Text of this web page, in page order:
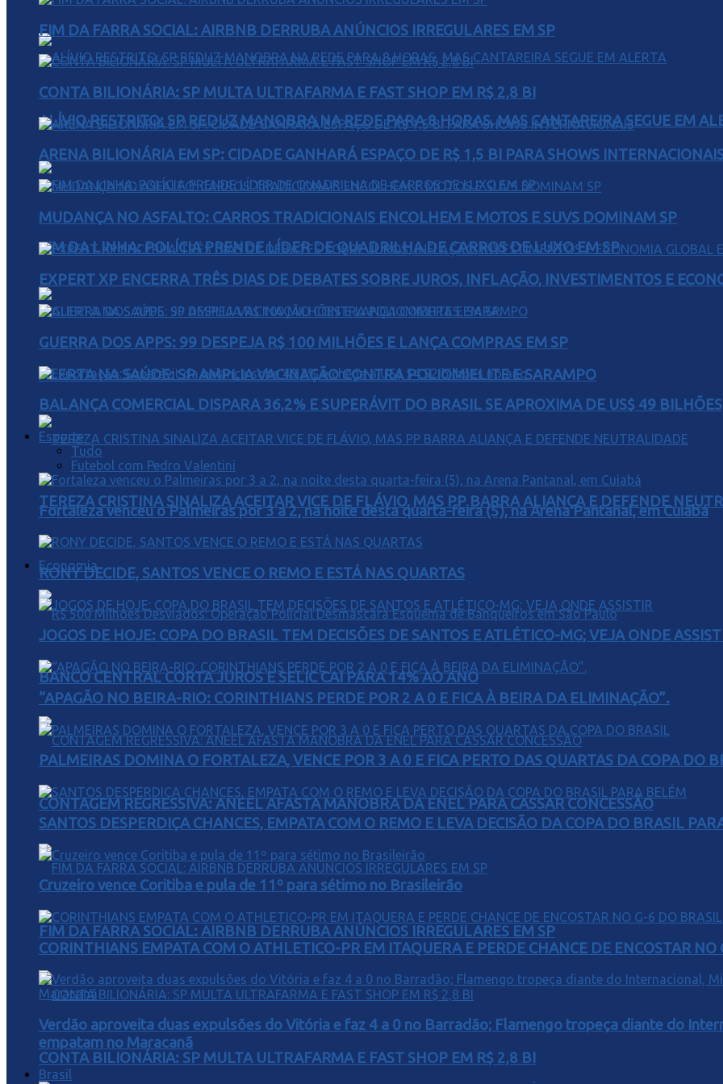
ALÍVIO RESTRITO: SP REDUZ MANOBRA NA REDE PARA 8 HORAS, MAS CANTAREIRA SEGUE EM
FIM DA LINHA: POLÍCIA PRENDE LÍDER DE QUADRILHA DE CARROS DE LUXO EM SP
ALERTA NA SAÚDE: SP AMPLIA VACINAÇÃO CONTRA POLIOMIELITE E SARAMPO
TEREZA CRISTINA SINALIZA ACEITAR VICE DE FLÁVIO, MAS PP BARRA ALIANÇA E DEFENDE
Economia
BANCO CENTRAL CORTA JUROS E SELIC CAI PARA 14% AO ANO
CONTAGEM REGRESSIVA: ANEEL AFASTA MANOBRA DA ENEL PARA CASSAR CONCESSÃO
FIM DA FARRA SOCIAL: AIRBNB DERRUBA ANÚNCIOS IRREGULARES EM SP
CONTA BILIONÁRIA: SP MULTA ULTRAFARMA E FAST SHOP EM R$ 2,8 BI
FIM DA FARRA SOCIAL: AIRBNB DERRUBA ANÚNCIOS IRREGULARES EM SP
CONTA BILIONÁRIA: SP MULTA ULTRAFARMA E FAST SHOP EM R$ 2,8 BI
ARENA BILIONÁRIA EM SP: CIDADE GANHARÁ ESPAÇO DE R$ 1,5 BI PARA SHOWS
MUDANÇA NO ASFALTO: CARROS TRADICIONAIS ENCOLHEM E MOTOS E SUVS DOMINAM SP
EXPERT XP ENCERRA TRÊS DIAS DE DEBATES SOBRE JUROS, INFLAÇÃO, INVESTIMENTOS E
GUERRA DOS APPS: 99 DESPEJA R$ 100 MILHÕES E LANÇA COMPRAS EM SP
BALANÇA COMERCIAL DISPARA 36,2% E SUPERÁVIT DO BRASIL SE APROXIMA DE US$ 49 BILHÕES
Esporte
Tudo
Futebol com Pedro Valentini
Fortaleza venceu o Palmeiras por 3 a 2, na noite desta quarta-feira (5), na Arena Pantanal, em Cuiabá
RONY DECIDE, SANTOS VENCE O REMO E ESTÁ NAS QUARTAS
JOGOS DE HOJE: COPA DO BRASIL TEM DECISÕES DE SANTOS E ATLÉTICO-MG; VEJA ONDE
“APAGÃO NO BEIRA-RIO: CORINTHIANS PERDE POR 2 A 0 E FICA À BEIRA DA ELIMINAÇÃO”.
PALMEIRAS DOMINA O FORTALEZA, VENCE POR 3 A 0 E FICA PERTO DAS QUARTAS DA COPA DO
SANTOS DESPERDIÇA CHANCES, EMPATA COM O REMO E LEVA DECISÃO DA COPA DO BRASIL
Cruzeiro vence Coritiba e pula de 11º para sétimo no Brasileirão
CORINTHIANS EMPATA COM O ATHLETICO-PR EM ITAQUERA E PERDE CHANCE DE ENCOSTAR
Verdão aproveita duas expulsões do Vitória e faz 4 a 0 no Barradão; Flamengo tropeça diante do
empatam no Maracanã
Brasil